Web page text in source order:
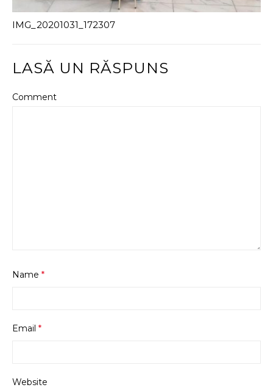
IMG_20201031_172307
LASĂ UN RĂSPUNS
Comment
Name *
Email *
Website